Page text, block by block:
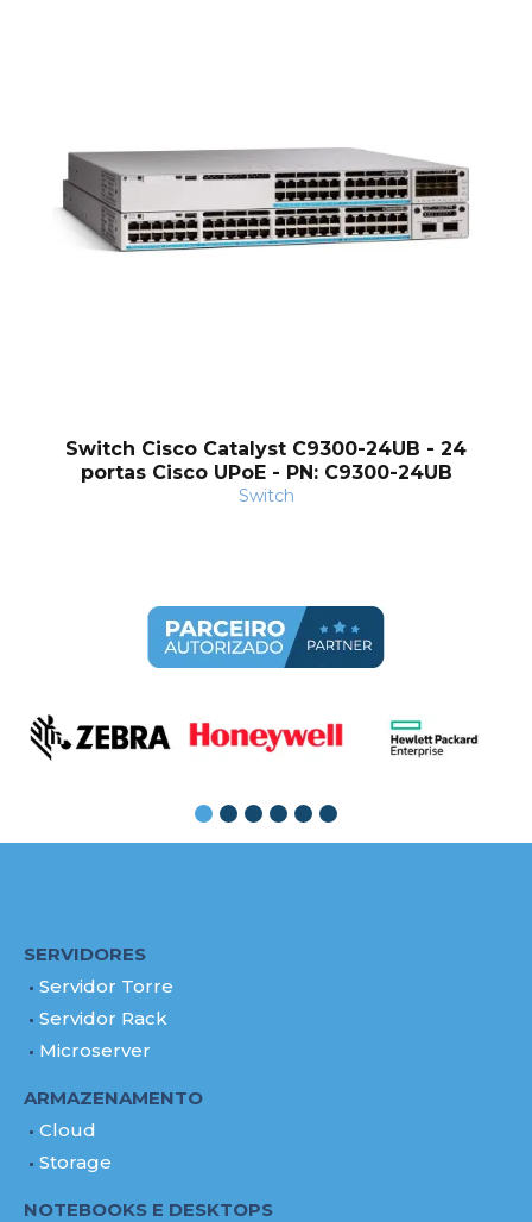
Switch Cisco Catalyst C9300-24UB - 24
portas Cisco UPoE - PN: C9300-24UB
Switch
SERVIDORES
Servidor Torre
Servidor Rack
Microserver
ARMAZENAMENTO
Cloud
Storage
NOTEBOOKS E DESKTOPS